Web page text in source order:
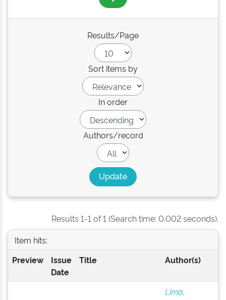
Results/Page
Sort items by
In order
Authors/record
Results 1-1 of 1 (Search time: 0.002 seconds).
Item hits:
Preview
Issue
Date
Title Author(s)
Lima,